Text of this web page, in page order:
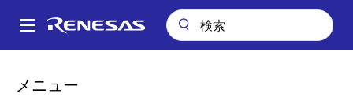
ン
Main
メニュー
アクセスおよび追跡のためのユーザーバッジ